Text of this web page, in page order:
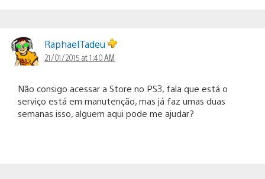
RaphaelTadeu
21/01/2015 at 1:40 AM
Não consigo acessar a Store no PS3, fala que está o
serviço está em manutenção, mas já faz umas duas
semanas isso, alguem aqui pode me ajudar?